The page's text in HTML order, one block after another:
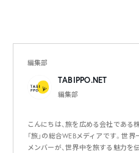
編集部
TABIPPO.NET
編集部
こんにちは、旅を広める会社である
「旅」の総合WEBメディアです。世
メンバーが、世界中を旅する魅力を